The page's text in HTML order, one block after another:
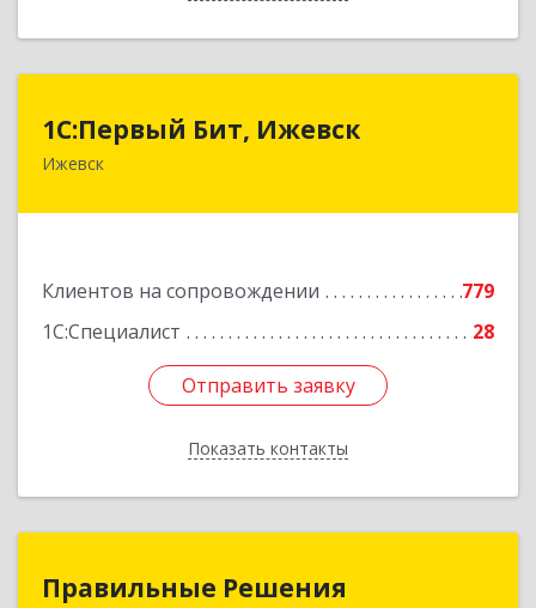
1С:Первый Бит, Ижевск
Ижевск
Клиентов на сопровождении
779
1С:Специалист
28
Отправить заявку
Показать контакты
1С:Первый Бит, Ижевск
Отправить заявку
Назад
Правильные Решения